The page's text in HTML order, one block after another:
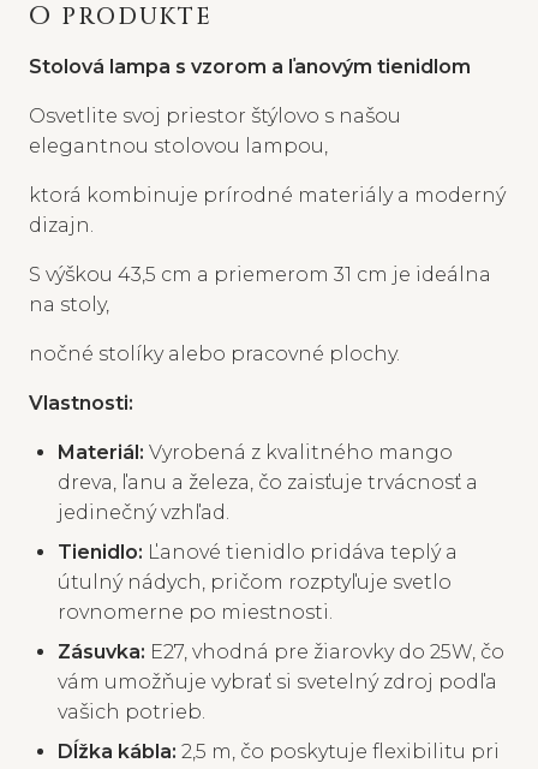
O PRODUKTE
Stolová lampa s vzorom a ľanovým tienidlom
Osvetlite svoj priestor štýlovo s našou
elegantnou stolovou lampou,
ktorá kombinuje prírodné materiály a moderný
dizajn.
S výškou 43,5 cm a priemerom 31 cm je ideálna
na stoly,
nočné stolíky alebo pracovné plochy.
Vlastnosti:
Materiál: Vyrobená z kvalitného mango
dreva, ľanu a železa, čo zaisťuje trvácnosť a
jedinečný vzhľad.
Tienidlo: Ľanové tienidlo pridáva teplý a
útulný nádych, pričom rozptyľuje svetlo
rovnomerne po miestnosti.
Zásuvka: E27, vhodná pre žiarovky do 25W, čo
vám umožňuje vybrať si svetelný zdroj podľa
vašich potrieb.
Dĺžka kábla: 2,5 m, čo poskytuje flexibilitu pri